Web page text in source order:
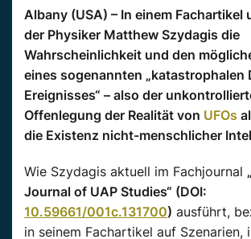
Albany (USA) – In einem Fachartikel
der Physiker Matthew Szydagis die
Wahrscheinlichkeit und den
eines sogenannten „katastrophalen
Ereignisses“ – also der
Offenlegung der Realität von UFOs
die Existenz nicht-menschlicher
Wie Szydagis aktuell im Fachjournal
Journal of UAP Studies“ (DOI:
10.59661/001c.131700) ausführt,
in seinem Fachartikel auf Szenarien,